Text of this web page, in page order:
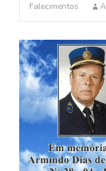
Falecimentos